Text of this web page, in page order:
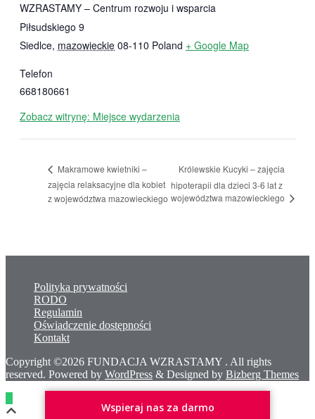
WZRASTAMY – Centrum rozwoju i wsparcia
Piłsudskiego 9
Siedlce, mazowieckie 08-110 Poland + Google Map
Telefon
668180661
Zobacz witrynę: Miejsce wydarzenia
Makramowe kwietniki –
zajęcia relaksacyjne dla kobiet
z województwa mazowieckiego
Królewskie Kucyki – zajęcia
hipoterapii dla dzieci 3-6 lat z
województwa mazowieckiego
Polityka prywatności
RODO
Regulamin
Oświadczenie dostępności
Kontakt
Copyright ©2026 FUNDACJA WZRASTAMY . All rights
reserved. Powered by WordPress & Designed by Bizberg Themes
Wspieraj nas za darmo